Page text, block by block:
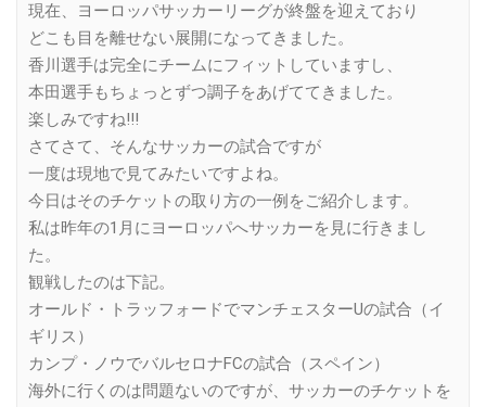
現在、ヨーロッパサッカーリーグが終盤を迎えており
どこも目を離せない展開になってきました。
香川選手は完全にチームにフィットしていますし、
本田選手もちょっとずつ調子をあげててきました。
楽しみですね!!!
さてさて、そんなサッカーの試合ですが
一度は現地で見てみたいですよね。
今日はそのチケットの取り方の一例をご紹介します。
私は昨年の1月にヨーロッパへサッカーを見に行きまし
た。
観戦したのは下記。
オールド・トラッフォードでマンチェスターUの試合（イ
ギリス）
カンプ・ノウでバルセロナFCの試合（スペイン）
海外に行くのは問題ないのですが、サッカーのチケットを